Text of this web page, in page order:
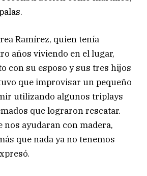
Ramírez, quien tenía
años viviendo en el lugar,
con su esposo y sus tres hijos
que improvisar un pequeño
utilizando algunos triplays
que lograron rescatar.
nos ayudaran con madera,
que nada ya no tenemos